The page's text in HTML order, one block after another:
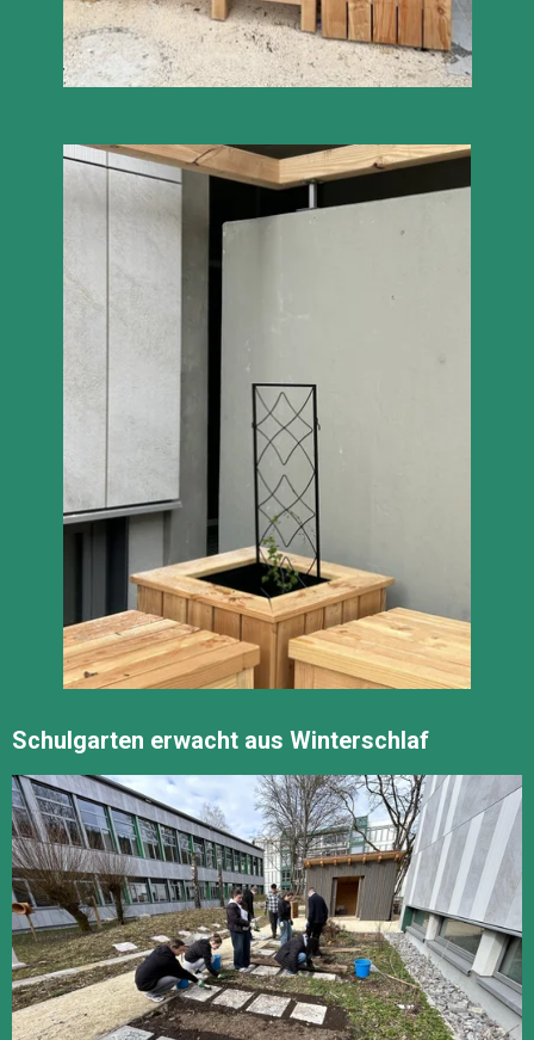
Schulgarten erwacht aus Winterschlaf